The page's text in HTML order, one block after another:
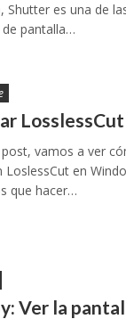
Shutter es una de
pantalla…
post, vamos a ver
LoslessCut en
que hacer…
Ver la